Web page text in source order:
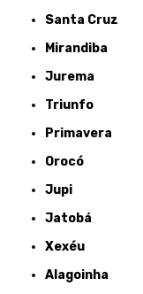
Santa Cruz
Mirandiba
Jurema
Triunfo
Primavera
Orocó
Jupi
Jatobá
Xexéu
Alagoinha